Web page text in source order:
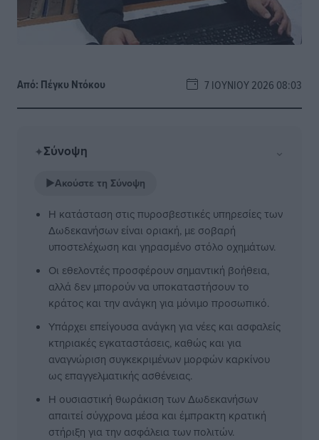
Από: Πέγκυ Ντόκου 7 ΙΟΥΝΊΟΥ 2026 08:03
✦Σύνοψη ⌄
▶Ακούστε τη Σύνοψη
Η κατάσταση στις πυροσβεστικές υπηρεσίες των
Δωδεκανήσων είναι οριακή, με σοβαρή
υποστελέχωση και γηρασμένο στόλο οχημάτων.
Οι εθελοντές προσφέρουν σημαντική βοήθεια,
αλλά δεν μπορούν να υποκαταστήσουν το
κράτος και την ανάγκη για μόνιμο προσωπικό.
Υπάρχει επείγουσα ανάγκη για νέες και ασφαλείς
κτηριακές εγκαταστάσεις, καθώς και για
αναγνώριση συγκεκριμένων μορφών καρκίνου
ως επαγγελματικής ασθένειας.
Η ουσιαστική θωράκιση των Δωδεκανήσων
απαιτεί σύγχρονα μέσα και έμπρακτη κρατική
στήριξη για την ασφάλεια των πολιτών.